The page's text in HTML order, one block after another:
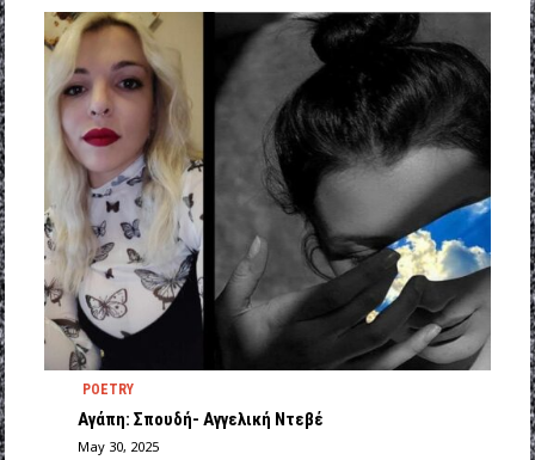
POETRY
Αγάπη: Σπουδή- Αγγελική Ντεβέ
May 30, 2025